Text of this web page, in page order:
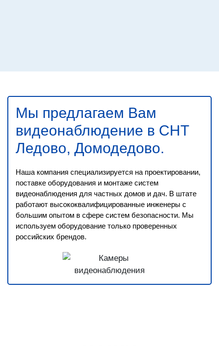
Мы предлагаем Вам
видеонаблюдение в СНТ
Ледово, Домодедово.
Наша компания специализируется на проектировании,
поставке оборудования и монтаже систем
видеонаблюдения для частных домов и дач. В штате
работают высококвалифицированные инженеры с
большим опытом в сфере систем безопасности. Мы
используем оборудование только проверенных
российских брендов.